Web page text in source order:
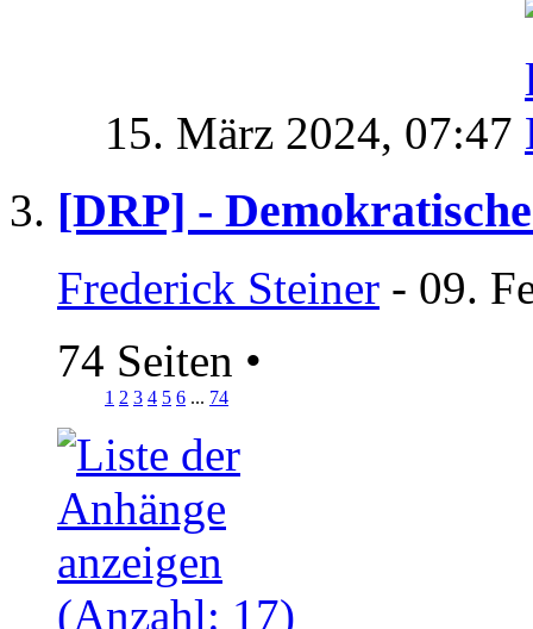
15. März 2024, 07:47
[DRP] -
Frederick Steiner - 09.
74 Seiten •
1 2 3 4 5 6 ... 74